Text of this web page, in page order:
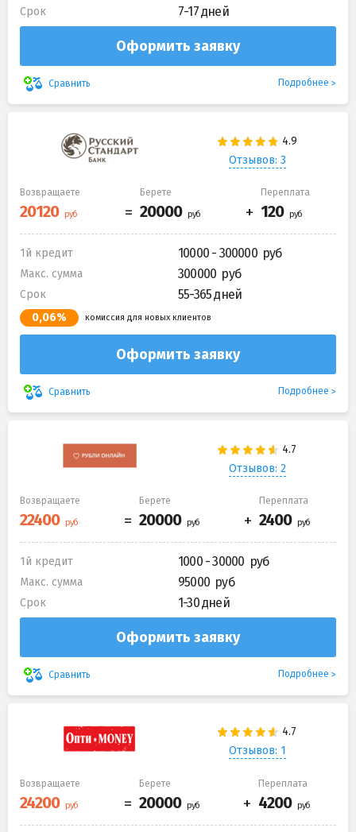
Срок 7-17 дней
Оформить заявку
Сравнить Подробнее
Отзывов: 3
Возвращаете Берете Переплата
1й кредит 10000 - 300000
Макс. сумма 300000
Срок 55-365 дней
0,06% комиссия для новых клиентов
Оформить заявку
Сравнить Подробнее
Отзывов: 2
Возвращаете Берете Переплата
1й кредит 1000 - 30000
Макс. сумма 95000
Срок 1-30 дней
Оформить заявку
Сравнить Подробнее
Отзывов: 1
Возвращаете Берете Переплата